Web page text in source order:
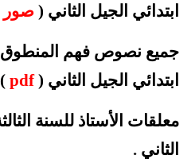
ابتدائي الجيل الثاني ( صور
ابتدائي الجيل الثاني (pdf
)
الثاني .